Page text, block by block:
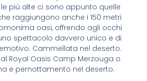
più alte ci sono appunto quelle
raggiungono anche i 150 metri
oasi, offrendo agli occhi
spettacolo davvero unico e di
Cammellata nel deserto.
Royal Oasis Camp Merzouga o
e pernottamento nel deserto.